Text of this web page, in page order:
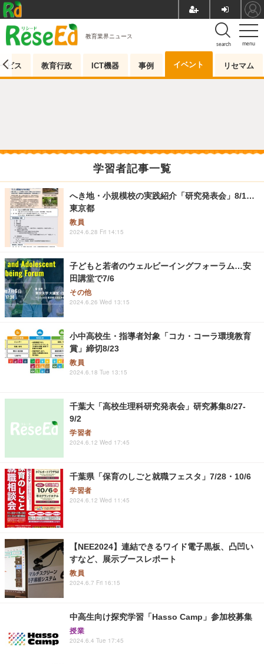
menu
search
教育業界ニュース
ビス 教育行政 ICT機器 事例 イベント リセマム
学習者記事一覧
へき地・小規模校の実践紹介「研究発表会」8/1…
東京都
教員
2024.6.28 Fri 14:15
子どもと若者のウェルビーイングフォーラム…安
田講堂で7/6
その他
2024.6.26 Wed 13:15
小中高校生・指導者対象「コカ・コーラ環境教育
賞」締切8/23
教員
2024.6.18 Tue 13:15
千葉大「高校生理科研究発表会」研究募集8/27-
9/2
学習者
2024.6.12 Wed 17:45
千葉県「保育のしごと就職フェスタ」7/28・10/6
学習者
2024.6.12 Wed 11:45
【NEE2024】連結できるワイド電子黒板、凸凹い
すなど、展示ブースレポート
教員
2024.6.7 Fri 16:15
中高生向け探究学習「Hasso Camp」参加校募集
授業
2024.6.4 Tue 17:45